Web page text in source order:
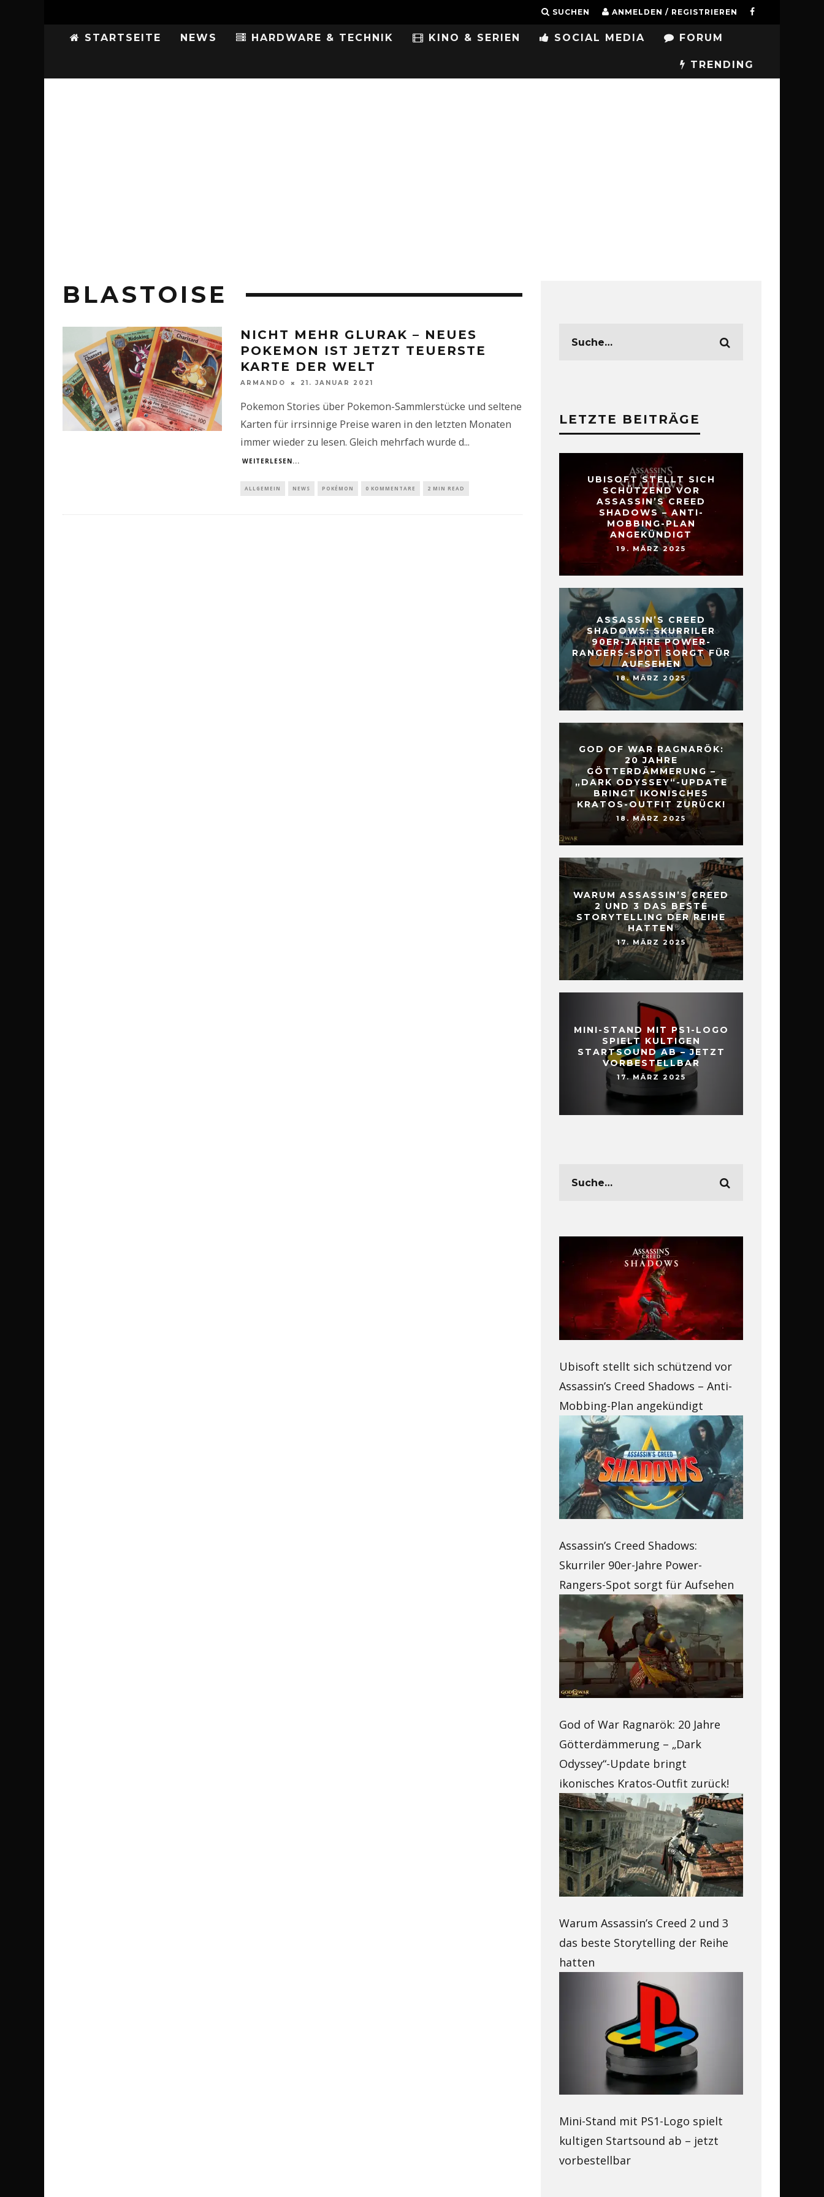
SUCHEN ANMELDEN / REGISTRIEREN
STARTSEITE NEWS HARDWARE & TECHNIK KINO & SERIEN SOCIAL MEDIA FORUM
TRENDING
BLASTOISE
NICHT MEHR GLURAK – NEUES
POKEMON IST JETZT TEUERSTE
KARTE DER WELT
ARMANDO 21. JANUAR 2021
Pokemon Stories über Pokemon-Sammlerstücke und seltene
Karten für irrsinnige Preise waren in den letzten Monaten
immer wieder zu lesen. Gleich mehrfach wurde d...
WEITERLESEN...
ALLGEMEIN NEWS POKÉMON 0 KOMMENTARE 2 MIN READ
LETZTE BEITRÄGE
UBISOFT STELLT SICH
SCHÜTZEND VOR
ASSASSIN’S CREED
SHADOWS – ANTI-
MOBBING-PLAN
ANGEKÜNDIGT
19. MÄRZ 2025
ASSASSIN’S CREED
SHADOWS: SKURRILER
90ER-JAHRE POWER-
RANGERS-SPOT SORGT FÜR
AUFSEHEN
18. MÄRZ 2025
GOD OF WAR RAGNARÖK:
20 JAHRE
GÖTTERDÄMMERUNG –
„DARK ODYSSEY“-UPDATE
BRINGT IKONISCHES
KRATOS-OUTFIT ZURÜCK!
18. MÄRZ 2025
WARUM ASSASSIN’S CREED
2 UND 3 DAS BESTE
STORYTELLING DER REIHE
HATTEN
17. MÄRZ 2025
MINI-STAND MIT PS1-LOGO
SPIELT KULTIGEN
STARTSOUND AB – JETZT
VORBESTELLBAR
17. MÄRZ 2025
Ubisoft stellt sich schützend vor
Assassin’s Creed Shadows – Anti-
Mobbing-Plan angekündigt
Assassin’s Creed Shadows:
Skurriler 90er-Jahre Power-
Rangers-Spot sorgt für Aufsehen
God of War Ragnarök: 20 Jahre
Götterdämmerung – „Dark
Odyssey“-Update bringt
ikonisches Kratos-Outfit zurück!
Warum Assassin’s Creed 2 und 3
das beste Storytelling der Reihe
hatten
Mini-Stand mit PS1-Logo spielt
kultigen Startsound ab – jetzt
vorbestellbar